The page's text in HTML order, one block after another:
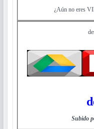
¿Aún no eres
Subido